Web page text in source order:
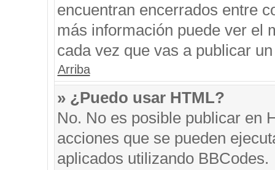
encuentran encerrados entre
más información puede ver el
cada vez que vas a publicar
Arriba
» ¿Puedo usar HTML?
No. No es posible publicar en
acciones que se pueden
aplicados utilizando BBCodes.